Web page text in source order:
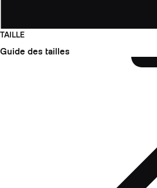
TAILLE
Guide des tailles